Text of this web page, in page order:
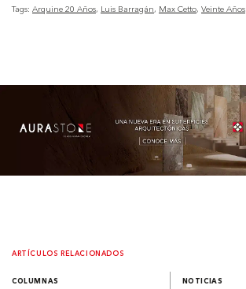
Tags: Arquine 20 Años Luis Barragán Max Cetto Veinte Años
ARTÍCULOS RELACIONADOS
COLUMNAS NOTICIAS